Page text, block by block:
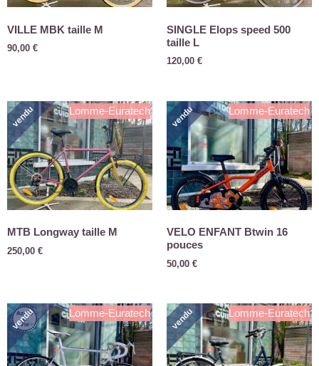
VILLE MBK taille M
90,00 €
SINGLE Elops speed 500
taille L
120,00 €
Lomme-Euratech
vendu
MTB Longway taille M
250,00 €
Lomme-Euratech
vendu
VELO ENFANT Btwin 16
pouces
50,00 €
Lomme-Euratech
vendu Lomme-Euratech
vendu